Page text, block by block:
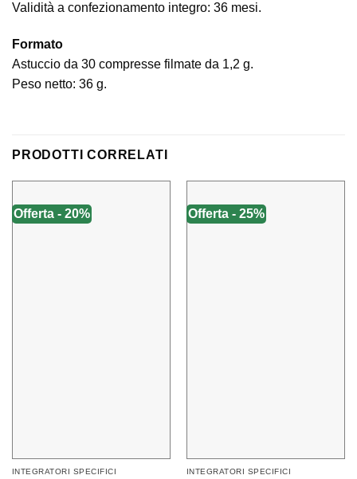
Validità a confezionamento integro: 36 mesi.
Formato
Astuccio da 30 compresse filmate da 1,2 g.
Peso netto: 36 g.
PRODOTTI CORRELATI
Offerta - 20%
INTEGRATORI SPECIFICI
Offerta - 25%
INTEGRATORI SPECIFICI